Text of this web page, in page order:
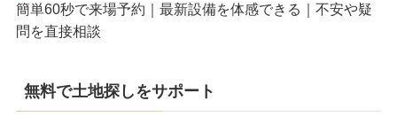
簡単60秒で来場予約｜最新設備を体感できる｜不安や疑
問を直接相談
無料で土地探しをサポート